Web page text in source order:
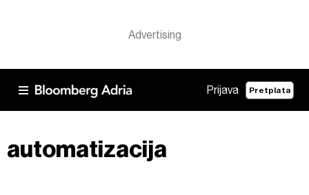
Prijava Pretplata
automatizacija